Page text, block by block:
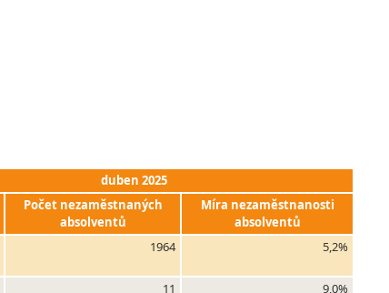
duben 2025
Počet nezaměstnaných
absolventů
Míra nezaměstnanosti
absolventů
1964 5,2%
11
9,0%